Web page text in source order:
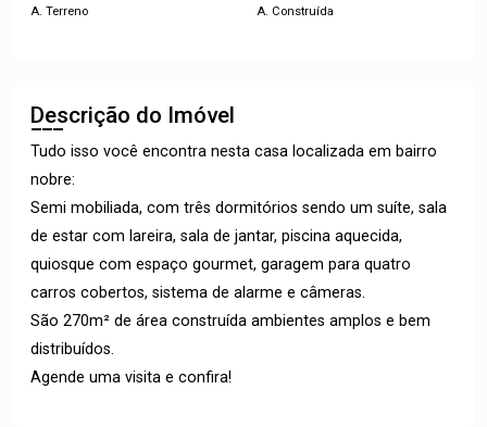
A. Terreno A. Construída
Descrição do Imóvel
Tudo isso você encontra nesta casa localizada em bairro
nobre:
Semi mobiliada, com três dormitórios sendo um suíte, sala
de estar com lareira, sala de jantar, piscina aquecida,
quiosque com espaço gourmet, garagem para quatro
carros cobertos, sistema de alarme e câmeras.
São 270m² de área construída ambientes amplos e bem
distribuídos.
Agende uma visita e confira!